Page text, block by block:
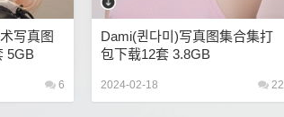
写真图
5GB
6
Dami(퀸다미)写真图集合集打
包下载12套 3.8GB
2024-02-18 22